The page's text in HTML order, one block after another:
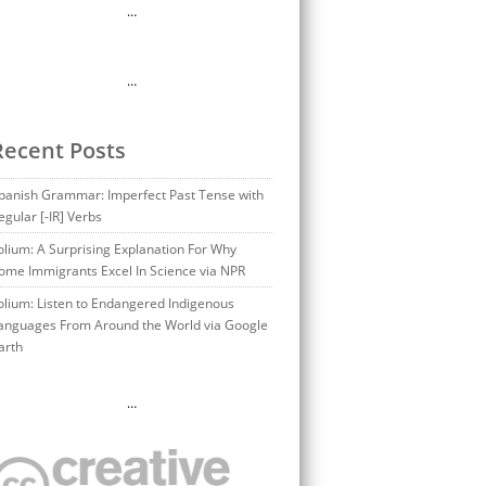
…
…
Posts
Grammar: Imperfect Past Tense with
[-IR] Verbs
A Surprising Explanation For Why
Immigrants Excel In Science via NPR
Listen to Endangered Indigenous
From Around the World via Google
…